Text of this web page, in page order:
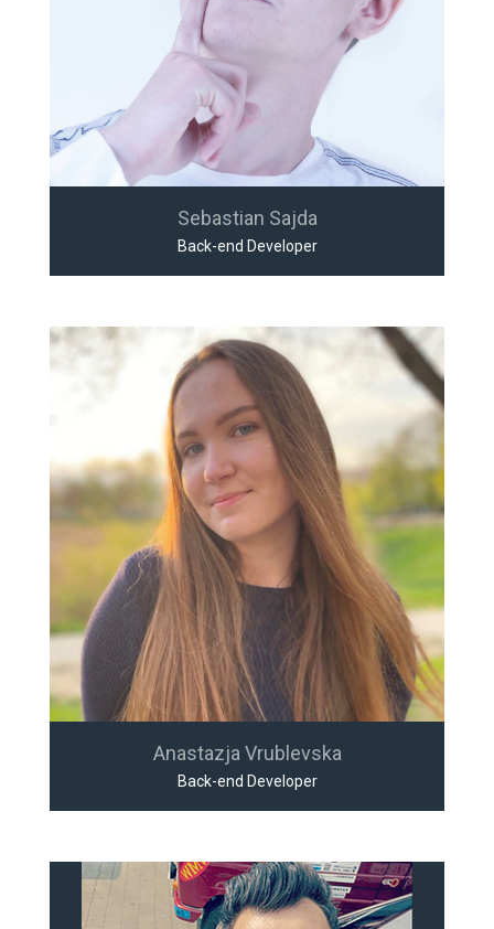
Sebastian Sajda
Back-end Developer
Anastazja Vrublevska
Back-end Developer